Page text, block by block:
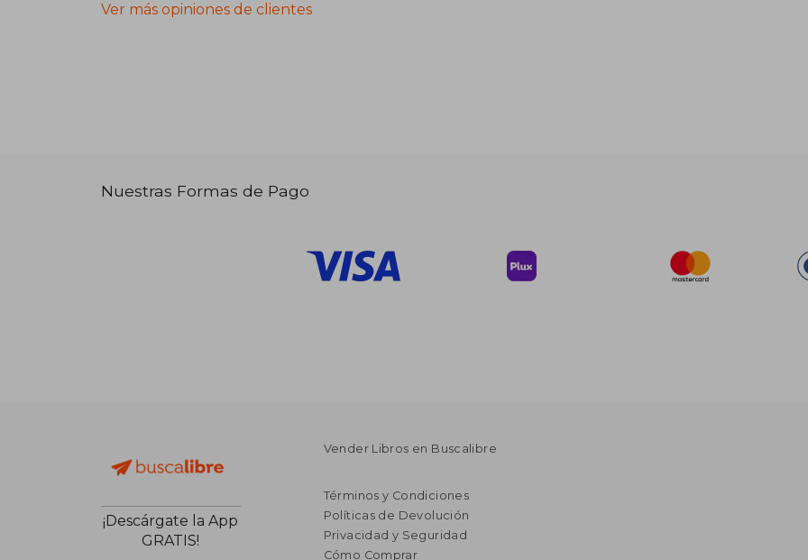
Ver más opiniones de clientes
Nuestras Formas de Pago
¡Descárgate la App
GRATIS!
Vender Libros en Buscalibre
Términos y Condiciones
Políticas de Devolución
Privacidad y Seguridad
Cómo Comprar